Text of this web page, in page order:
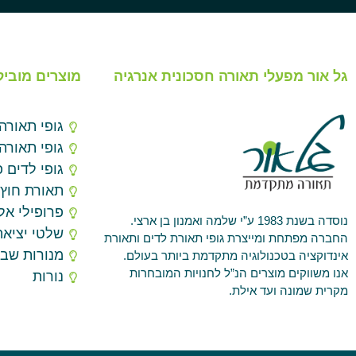
גל אור מפעלי תאורה חסכונית אנרגיה
נוסדה בשנת 1983 ע”י שלמה ואמנון בן ארצי.
החברה מפתחת ומייצרת גופי תאורת לדים ותאורת
אינדוקציה בטכנולוגיה מתקדמת ביותר בעולם.
אנו משווקים מוצרים הנ”ל לחנויות המובחרות
מקרית שמונה ועד אילת.
מוצרים
גופי
גופי
גופי לדים
תאורת חוץ
פרופילי
שלטי
מנורות
נורות